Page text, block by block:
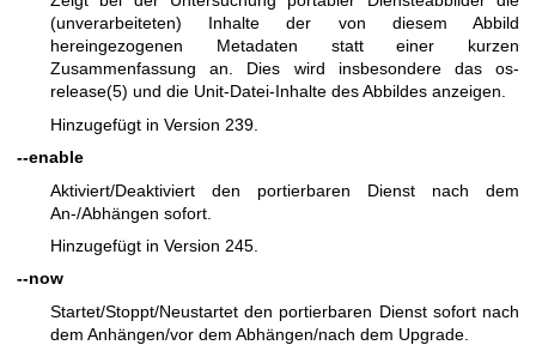
(unverarbeiteten) Inhalte der von diesem Abbild
hereingezogenen Metadaten statt einer kurzen
Zusammenfassung an. Dies wird insbesondere das os-
release(5) und die Unit-Datei-Inhalte des Abbildes anzeigen.
Hinzugefügt in Version 239.
--enable
Aktiviert/Deaktiviert den portierbaren Dienst nach dem
An-/Abhängen sofort.
Hinzugefügt in Version 245.
--now
Startet/Stoppt/Neustartet den portierbaren Dienst sofort nach
dem Anhängen/vor dem Abhängen/nach dem Upgrade.